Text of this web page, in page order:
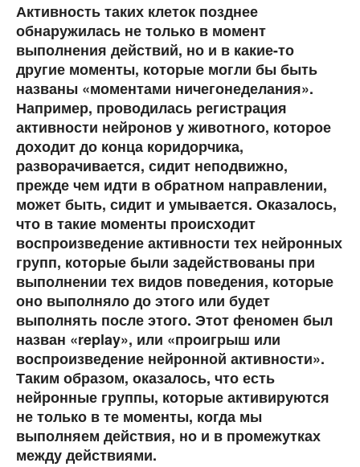
Активность таких клеток позднее
обнаружилась не только в момент
выполнения действий, но и в какие-то
другие моменты, которые могли бы быть
названы «моментами ничегонеделания».
Например, проводилась регистрация
активности нейронов у животного, которое
доходит до конца коридорчика,
разворачивается, сидит неподвижно,
прежде чем идти в обратном направлении,
может быть, сидит и умывается. Оказалось,
что в такие моменты происходит
воспроизведение активности тех нейронных
групп, которые были задействованы при
выполнении тех видов поведения, которые
оно выполняло до этого или будет
выполнять после этого. Этот феномен был
назван «replay», или «проигрыш или
воспроизведение нейронной активности».
Таким образом, оказалось, что есть
нейронные группы, которые активируются
не только в те моменты, когда мы
выполняем действия, но и в промежутках
между действиями.